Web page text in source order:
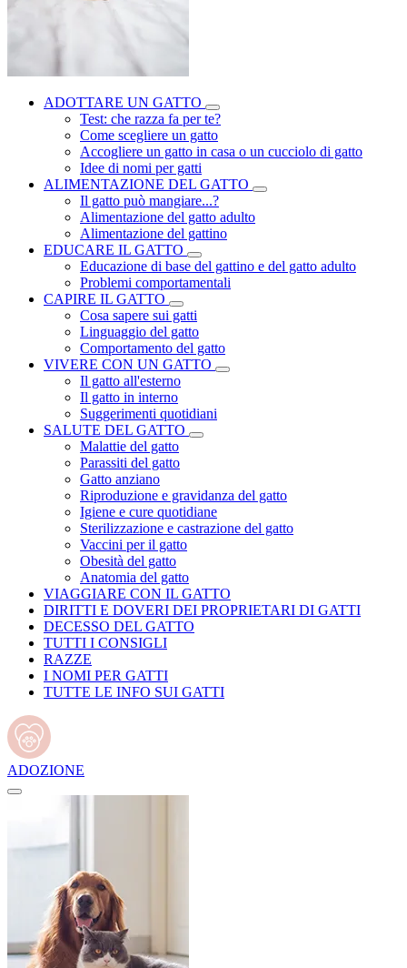
ADOTTARE UN GATTO
Test: che razza fa per te?
Come scegliere un gatto
Accogliere un gatto in casa o un cucciolo di gatto
Idee di nomi per gatti
ALIMENTAZIONE DEL GATTO
Il gatto può mangiare...?
Alimentazione del gatto adulto
Alimentazione del gattino
EDUCARE IL GATTO
Educazione di base del gattino e del gatto adulto
Problemi comportamentali
CAPIRE IL GATTO
Cosa sapere sui gatti
Linguaggio del gatto
Comportamento del gatto
VIVERE CON UN GATTO
Il gatto all'esterno
Il gatto in interno
Suggerimenti quotidiani
SALUTE DEL GATTO
Malattie del gatto
Parassiti del gatto
Gatto anziano
Riproduzione e gravidanza del gatto
Igiene e cure quotidiane
Sterilizzazione e castrazione del gatto
Vaccini per il gatto
Obesità del gatto
Anatomia del gatto
VIAGGIARE CON IL GATTO
DIRITTI E DOVERI DEI PROPRIETARI DI GATTI
DECESSO DEL GATTO
TUTTI I CONSIGLI
RAZZE
I NOMI PER GATTI
TUTTE LE INFO SUI GATTI
ADOZIONE